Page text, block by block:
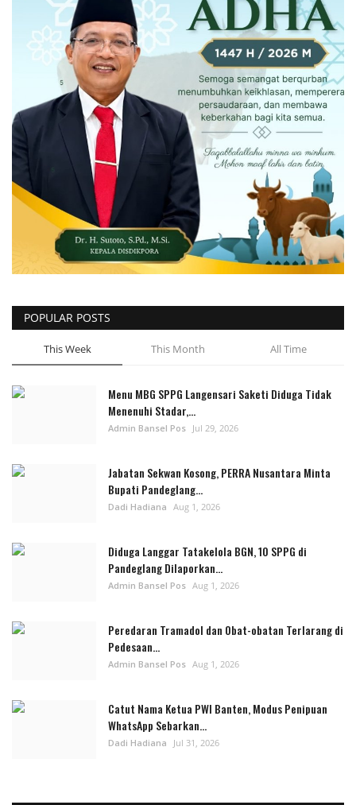
POPULAR POSTS
This Week This Month All Time
Menu MBG SPPG Langensari Saketi Diduga Tidak
Menenuhi Stadar,...
Admin Bansel Pos Jul 29, 2026
Jabatan Sekwan Kosong, PERRA Nusantara Minta
Bupati Pandeglang...
Dadi Hadiana Aug 1, 2026
Diduga Langgar Tatakelola BGN, 10 SPPG di
Pandeglang Dilaporkan...
Admin Bansel Pos Aug 1, 2026
Peredaran Tramadol dan Obat-obatan Terlarang di
Pedesaan...
Admin Bansel Pos Aug 1, 2026
Catut Nama Ketua PWI Banten, Modus Penipuan
WhatsApp Sebarkan...
Dadi Hadiana Jul 31, 2026